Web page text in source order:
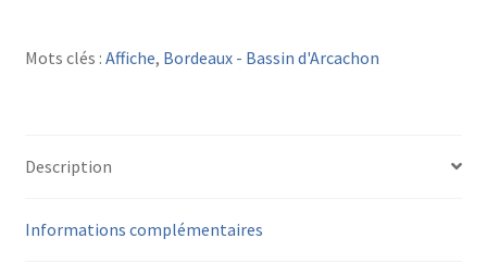
Le
Mots clés : Affiche, Bordeaux - Bassin d'Arcachon
Description
Informations complémentaires